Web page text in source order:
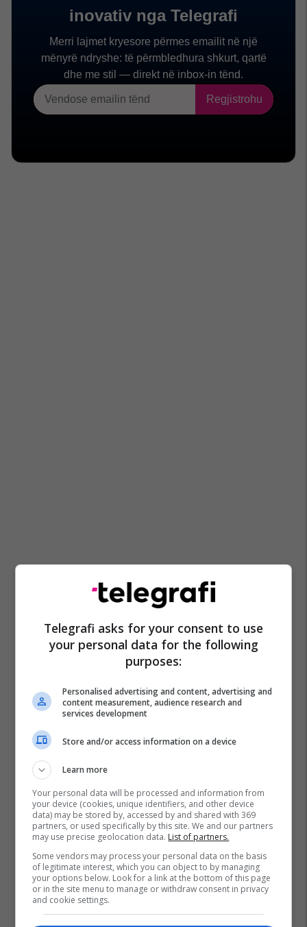
Telegrafi asks for your consent to use
your personal data for the following
purposes:
Personalised advertising and content, advertising and
content measurement, audience research and
services development
Store and/or access information on a device
Learn more
Your personal data will be processed and information from
your device (cookies, unique identifiers, and other device
data) may be stored by, accessed by and shared with 369
partners, or used specifically by this site. We and our partners
may use precise geolocation data. List of partners.
Some vendors may process your personal data on the basis
of legitimate interest, which you can object to by managing
your options below. Look for a link at the bottom of this page
or in the site menu to manage or withdraw consent in privacy
and cookie settings.